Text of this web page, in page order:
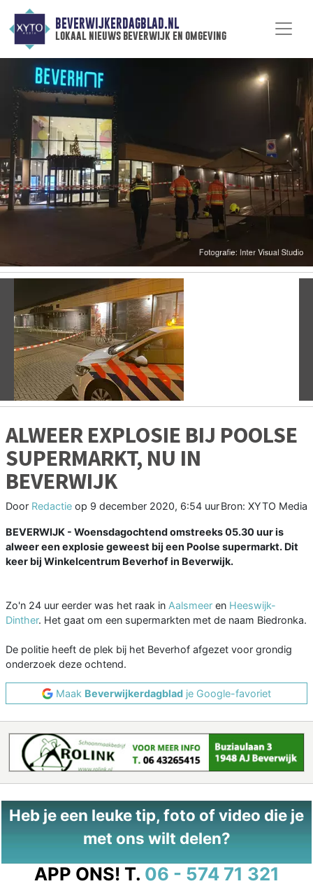
BEVERWIJKERDAGBLAD.NL
lokaal nieuws beverwijk en omgeving
Vorige
ALWEER EXPLOSIE BIJ POOLSE
SUPERMARKT, NU IN
BEVERWIJK
Door Redactie op 9 december 2020, 6:54 uurBron: XYTO Media
BEVERWIJK - Woensdagochtend omstreeks 05.30 uur is
alweer een explosie geweest bij een Poolse supermarkt. Dit
keer bij Winkelcentrum Beverhof in Beverwijk.
Zo'n 24 uur eerder was het raak in Aalsmeer en Heeswijk-
Dinther. Het gaat om een supermarkten met de naam Biedronka.
De politie heeft de plek bij het Beverhof afgezet voor grondig
onderzoek deze ochtend.
Maak Beverwijkerdagblad je Google-favoriet
Heb je een leuke tip, foto of video die je
met ons wilt delen?
APP ONS! T. 06 - 574 71 321